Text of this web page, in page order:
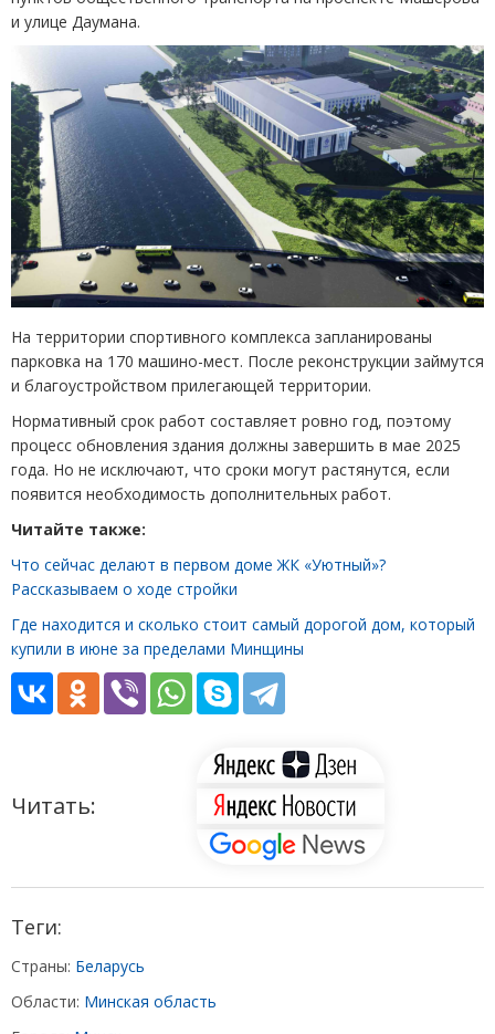
и улице Даумана.
На территории спортивного комплекса запланированы
парковка на 170 машино-мест. После реконструкции займутся
и благоустройством прилегающей территории.
Нормативный срок работ составляет ровно год, поэтому
процесс обновления здания должны завершить в мае 2025
года. Но не исключают, что сроки могут растянутся, если
появится необходимость дополнительных работ.
Читайте также:
Что сейчас делают в первом доме ЖК «Уютный»?
Рассказываем о ходе стройки
Где находится и сколько стоит самый дорогой дом, который
купили в июне за пределами Минщины
Читать:
Теги:
Страны: Беларусь
Области: Минская область